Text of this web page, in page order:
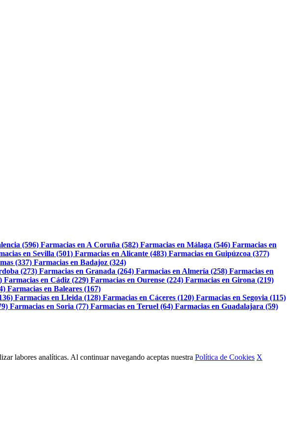
(596) Farmacias en A Coruña (582) Farmacias en Málaga (546) Farmacias en
en Sevilla (501) Farmacias en Alicante (483) Farmacias en Guipúzcoa (377)
(337) Farmacias en Badajoz (324)
(273) Farmacias en Granada (264) Farmacias en Almería (258) Farmacias en
Farmacias en Cádiz (229) Farmacias en Ourense (224) Farmacias en Girona (219)
Farmacias en Baleares (167)
Farmacias en Lleida (128) Farmacias en Cáceres (120) Farmacias en Segovia (115)
Farmacias en Soria (77) Farmacias en Teruel (64) Farmacias en Guadalajara (59)
labores analíticas. Al continuar navegando aceptas nuestra Política de Cookies X